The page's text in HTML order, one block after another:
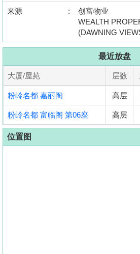
公
置
手
册
关
於
我
们
来源 :
创富物业
WEALTH
(DAWNING
最近放盘
大厦/屋苑 层数
粉岭名都 嘉丽阁 高层
粉岭名都 富临阁 第06座 高层
位置图